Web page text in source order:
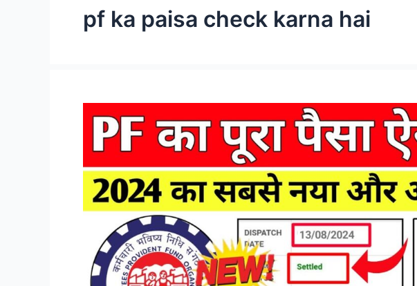
pf ka paisa check karna hai